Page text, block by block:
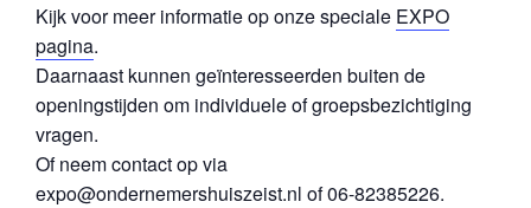
Kijk voor meer informatie op onze speciale EXPO
pagina.
Daarnaast kunnen geïnteresseerden buiten de
openingstijden om individuele of groepsbezichtiging
vragen.
Of neem contact op via
expo@ondernemershuiszeist.nl of 06-82385226.